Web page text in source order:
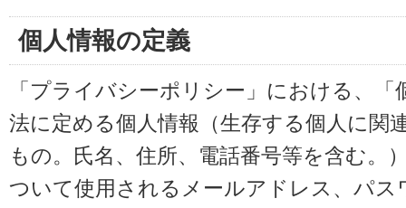
個人情報の定義
「プライバシーポリシー」における、
法に定める個人情報（生存する個人に関
もの。氏名、住所、電話番号等を含む。
ついて使用されるメールアドレス、パ